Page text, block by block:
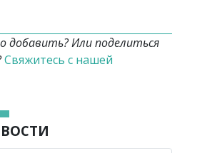
Или поделиться
Свяжитесь с нашей